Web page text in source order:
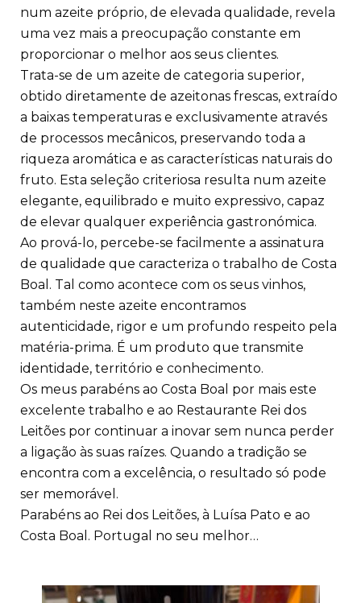
num azeite próprio, de elevada qualidade, revela
uma vez mais a preocupação constante em
proporcionar o melhor aos seus clientes.
Trata-se de um azeite de categoria superior,
obtido diretamente de azeitonas frescas, extraído
a baixas temperaturas e exclusivamente através
de processos mecânicos, preservando toda a
riqueza aromática e as características naturais do
fruto. Esta seleção criteriosa resulta num azeite
elegante, equilibrado e muito expressivo, capaz
de elevar qualquer experiência gastronómica.
Ao prová-lo, percebe-se facilmente a assinatura
de qualidade que caracteriza o trabalho de Costa
Boal. Tal como acontece com os seus vinhos,
também neste azeite encontramos
autenticidade, rigor e um profundo respeito pela
matéria-prima. É um produto que transmite
identidade, território e conhecimento.
Os meus parabéns ao Costa Boal por mais este
excelente trabalho e ao Restaurante Rei dos
Leitões por continuar a inovar sem nunca perder
a ligação às suas raízes. Quando a tradição se
encontra com a excelência, o resultado só pode
ser memorável.
Parabéns ao Rei dos Leitões, à Luísa Pato e ao
Costa Boal. Portugal no seu melhor…